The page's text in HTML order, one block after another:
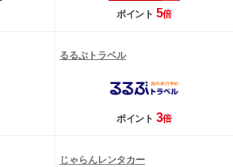
ポイント 5倍
るるぶトラベル
ポイント 3倍
じゃらんレンタカー